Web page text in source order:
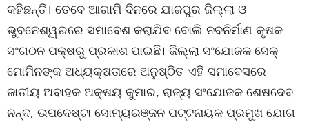
କହିଛନ୍ତି। ତେବେ ଆଗାମି ଦିନରେ ଯାଜପୁର ଜିଲ୍ଲା ଓ
ଭୁବନେଶ୍ୱରରେ ସମାବେଶ କରାଯିବ ବୋଲି ନବନିର୍ମାଣ କୃଷକ
ସଂଗଠନ ପକ୍ଷରୁ ପ୍ରକାଶ ପାଇଛି। ଜିଲ୍ଲା ସଂଯୋଜକ ସେକ୍
ମୋମିନଙ୍କ ଅଧ୍ୟକ୍ଷତାରେ ଅନୁଷ୍ଠିତ ଏହି ସମାବେସରେ
ଜାତୀୟ ଅବାହକ ଅକ୍ଷୟ କୁମାର, ରାଜ୍ୟ ସଂଯୋଜକ ଶେଷଦେବ
ନନ୍ଦ, ଉପଦେଷ୍ଟା ସୋମ୍ୟରଞ୍ଜନ ପଟ୍ଟନାୟକ ପ୍ରମୁଖ ଯୋଗ